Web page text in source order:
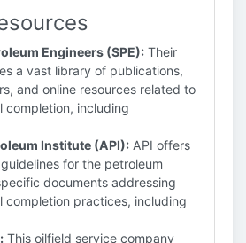
Engineers (SPE): Their
a vast library of publications,
and online resources related to
completion, including
Institute (API): API offers
for the petroleum
documents addressing
completion practices, including
This oilfield service company